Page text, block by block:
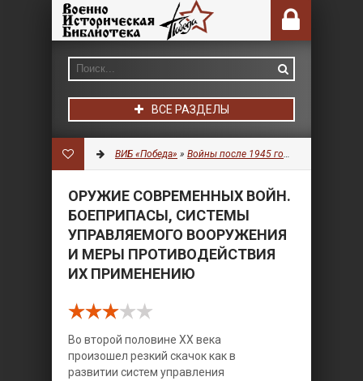
ВСЕ РАЗДЕЛЫ
ВИБ «Победа» » Войны после 1945 года
ОРУЖИЕ СОВРЕМЕННЫХ ВОЙН.
БОЕПРИПАСЫ, СИСТЕМЫ
УПРАВЛЯЕМОГО ВООРУЖЕНИЯ
И МЕРЫ ПРОТИВОДЕЙСТВИЯ
ИХ ПРИМЕНЕНИЮ
Во второй половине XX века
произошел резкий скачок как в
развитии систем управления